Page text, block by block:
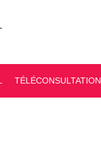
TÉLÉCONSULTATION